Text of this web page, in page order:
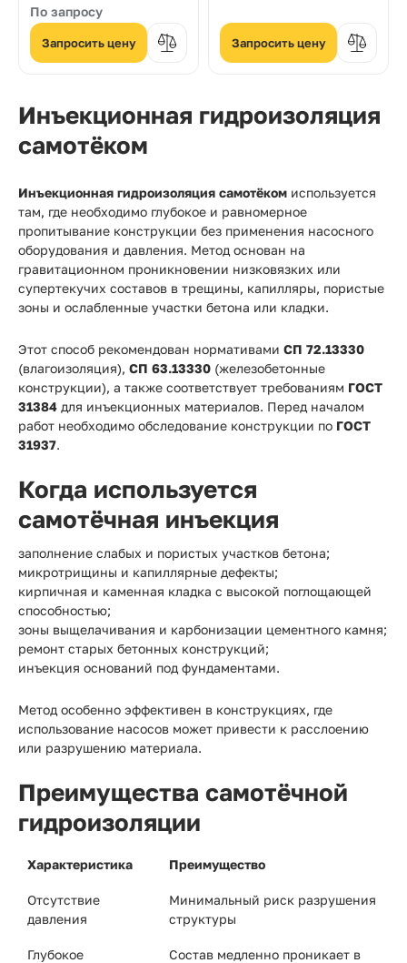
гидроизоляции против
капиллярной влаги в
стенах зданий и
инженерных сооружений
По запросу
Запросить цену
создания химических
барьеров против
капиллярного подъема
влаги
Запросить цену
Инъекционная гидроизоляция
самотёком
Инъекционная гидроизоляция самотёком используется
там, где необходимо глубокое и равномерное
пропитывание конструкции без применения насосного
оборудования и давления. Метод основан на
гравитационном проникновении низковязких или
супертекучих составов в трещины, капилляры, пористые
зоны и ослабленные участки бетона или кладки.
Этот способ рекомендован нормативами СП 72.13330
(влагоизоляция), СП 63.13330 (железобетонные
конструкции), а также соответствует требованиям ГОСТ
31384 для инъекционных материалов. Перед началом
работ необходимо обследование конструкции по ГОСТ
31937.
Когда используется
самотёчная инъекция
заполнение слабых и пористых участков бетона;
микротрищины и капиллярные дефекты;
кирпичная и каменная кладка с высокой поглощающей
способностью;
зоны выщелачивания и карбонизации цементного камня;
ремонт старых бетонных конструкций;
инъекция оснований под фундаментами.
Метод особенно эффективен в конструкциях, где
использование насосов может привести к расслоению
или разрушению материала.
Преимущества самотёчной
гидроизоляции
Характеристика Преимущество
Отсутствие
давления
Минимальный риск разрушения
структуры
Глубокое
Состав медленно проникает в